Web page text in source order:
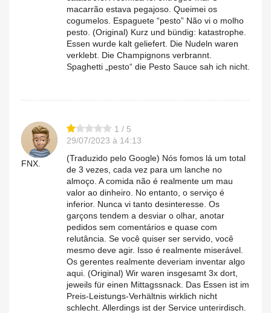
macarrão estava pegajoso. Queimei os
cogumelos. Espaguete “pesto” Não vi o molho
pesto. (Original) Kurz und bündig: katastrophe.
Essen wurde kalt geliefert. Die Nudeln waren
verklebt. Die Champignons verbrannt.
Spaghetti „pesto“ die Pesto Sauce sah ich nicht.
FNX.
1 / 5
29/07/2023 à 14:13
(Traduzido pelo Google) Nós fomos lá um total
de 3 vezes, cada vez para um lanche no
almoço. A comida não é realmente um mau
valor ao dinheiro. No entanto, o serviço é
inferior. Nunca vi tanto desinteresse. Os
garçons tendem a desviar o olhar, anotar
pedidos sem comentários e quase com
relutância. Se você quiser ser servido, você
mesmo deve agir. Isso é realmente miserável.
Os gerentes realmente deveriam inventar algo
aqui. (Original) Wir waren insgesamt 3x dort,
jeweils für einen Mittagssnack. Das Essen ist im
Preis-Leistungs-Verhältnis wirklich nicht
schlecht. Allerdings ist der Service unterirdisch.